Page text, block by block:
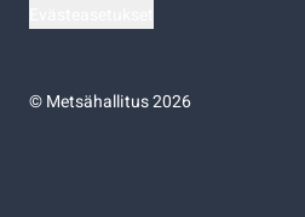
©Metsähallitus 2026